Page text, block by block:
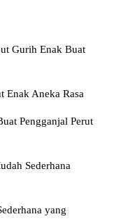
Gurih Enak Buat
Enak Aneka Rasa
Pengganjal Perut
Sederhana
yang